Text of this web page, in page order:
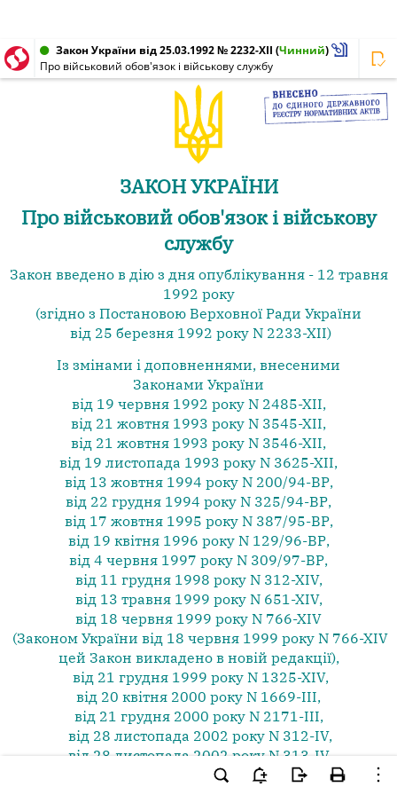
Закон України від 25.03.1992 № 2232-XII (Чинний)
Про військовий обов'язок і військову службу